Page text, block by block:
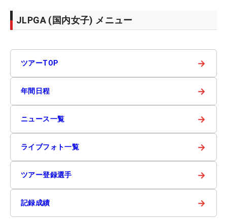
JLPGA (国内女子) メニュー
ツアーTOP →
年間日程 →
ニュース一覧 →
ライブフォト一覧 →
ツアー登録選手 →
記録成績 →